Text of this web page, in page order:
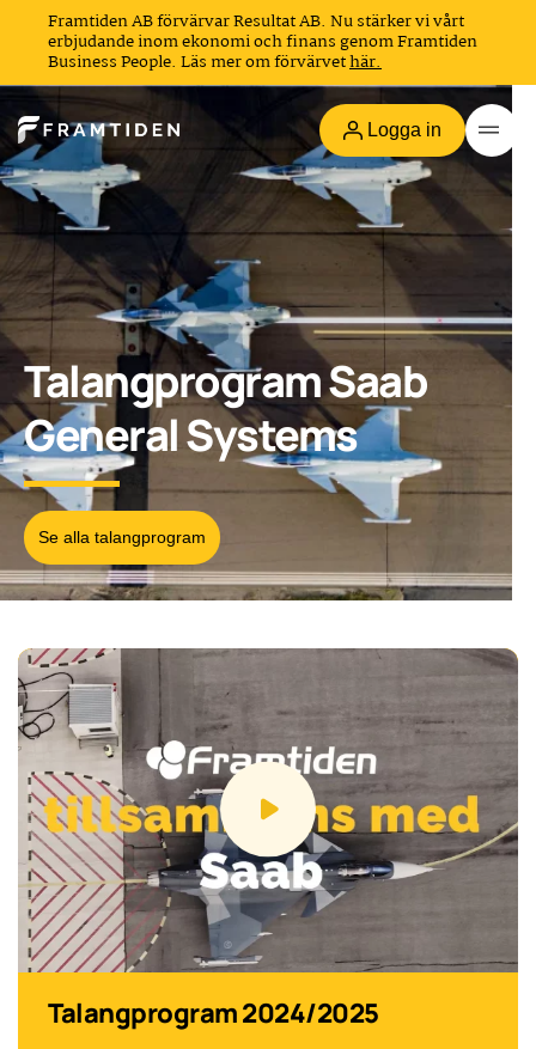
Framtiden AB förvärvar Resultat AB. Nu stärker vi vårt
erbjudande inom ekonomi och finans genom Framtiden
Business People. Läs mer om förvärvethär.
Logga in
Talangprogram Saab
General Systems
Se alla talangprogram
Talangprogram 2024/2025